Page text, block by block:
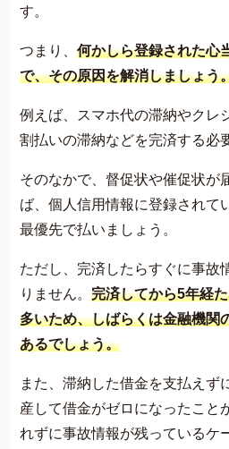
す。
つまり、 何かしら登録された心
で、その原因を解消しましょう
例えば、スマホ代の滞納やクレ
割払いの滞納などを完済する必
そのなかで、督促状や催促状が
ば、個人信用情報に登録されて
最優先で払いましょう。
ただし、完済したらすぐに事故
りません。 完済してから5年経
多いため、しばらくは金融機関
あるでしょう。
また、滞納した借金を支払えず
産して借金がゼロになったこと
れずに事故情報が残っているケ